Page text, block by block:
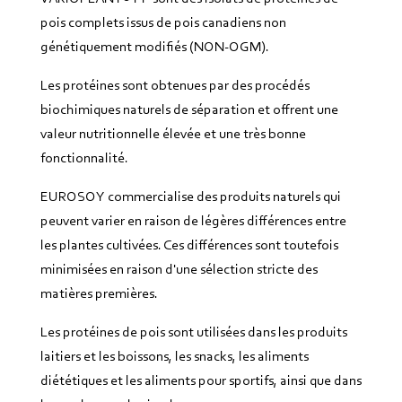
pois complets issus de pois canadiens non
génétiquement modifiés (NON-OGM).
Les protéines sont obtenues par des procédés
biochimiques naturels de séparation et offrent une
valeur nutritionnelle élevée et une très bonne
fonctionnalité.
EUROSOY commercialise des produits naturels qui
peuvent varier en raison de légères différences entre
les plantes cultivées. Ces différences sont toutefois
minimisées en raison d'une sélection stricte des
matières premières.
Les protéines de pois sont utilisées dans les produits
laitiers et les boissons, les snacks, les aliments
diététiques et les aliments pour sportifs, ainsi que dans